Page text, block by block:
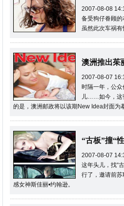
2007-08-08
备受狗仔眷顾
虽然此次车祸有
澳洲推出茱
2007-08-07
时隔一年，公
儿……如今，这
的是，澳洲邮政将以该期New Idea封面为
“古板”撞“
2007-08-07
这年头儿，找“
行了，邀请前
感女神斯佳丽•约翰逊。